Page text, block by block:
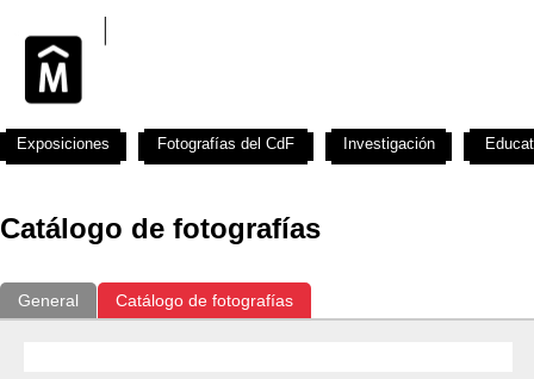
Catálogo de fotografías
General Catálogo de fotografías
Exposiciones Fotografías del CdF Investigación